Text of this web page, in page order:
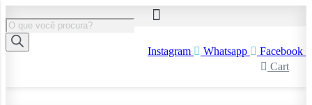
para
o
conteúdo
Pesquisar
produtos
Instagram
Whatsapp
Facebook
Cart